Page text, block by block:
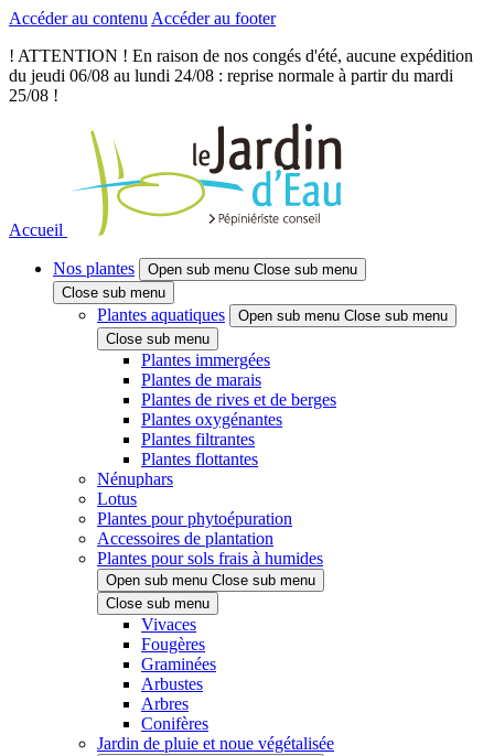
Accéder au contenu Accéder au footer
! ATTENTION ! En raison de nos congés d'été, aucune expédition
du jeudi 06/08 au lundi 24/08 : reprise normale à partir du mardi
25/08 !
Accueil
Nos plantes Open sub menu Close sub menu
Close sub menu
Plantes aquatiques Open sub menu Close sub menu
Close sub menu
Plantes immergées
Plantes de marais
Plantes de rives et de berges
Plantes oxygénantes
Plantes filtrantes
Plantes flottantes
Nénuphars
Lotus
Plantes pour phytoépuration
Accessoires de plantation
Plantes pour sols frais à humides
Open sub menu Close sub menu
Close sub menu
Vivaces
Fougères
Graminées
Arbustes
Arbres
Conifères
Jardin de pluie et noue végétalisée